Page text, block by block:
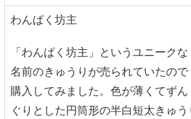
わんぱく坊主
「わんぱく坊主」というユニークな
名前のきゅうりが売られていたので
購入してみました。色が薄くてずん
ぐりとした円筒形の半白短太きゅう